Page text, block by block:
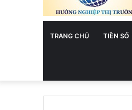
TRANG CHỦ TIỀN SỐ